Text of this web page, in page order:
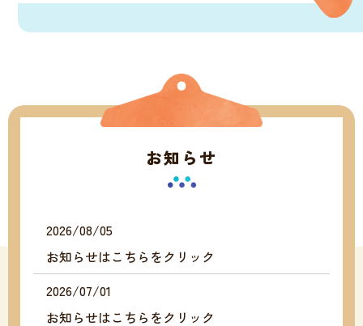
お知らせ
2026/08/05
お知らせはこちらをクリック
2026/07/01
お知らせはこちらをクリック